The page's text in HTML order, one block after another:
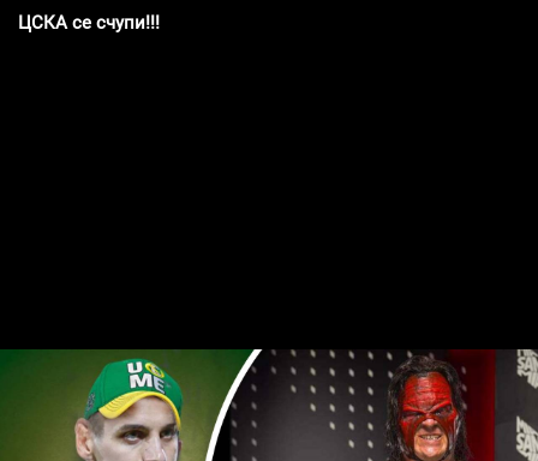
ЦСКА се счупи!!!